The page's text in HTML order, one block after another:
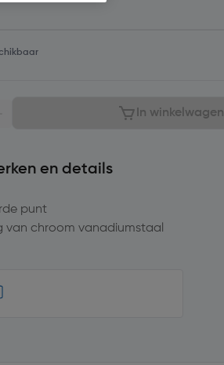
In winkelwagen
en details
punt
van chroom vanadiumstaal